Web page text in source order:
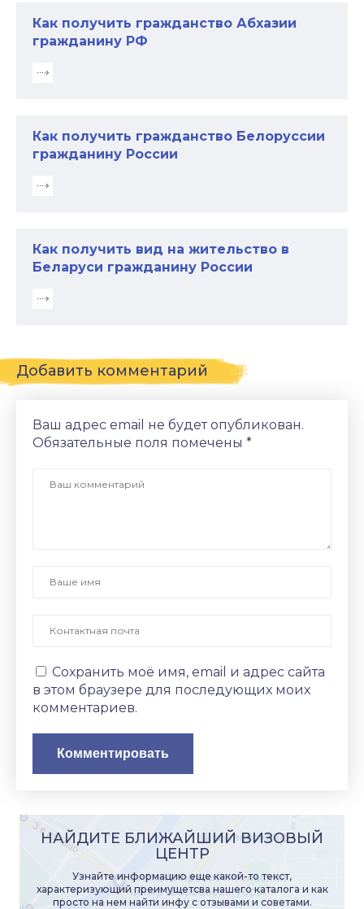
Как получить гражданство Абхазии
гражданину РФ
Как получить гражданство Белоруссии
гражданину России
Как получить вид на жительство в
Беларуси гражданину России
Добавить комментарий
Ваш адрес email не будет опубликован.
Обязательные поля помечены *
Сохранить моё имя, email и адрес сайта
в этом браузере для последующих моих
комментариев.
НАЙДИТЕ БЛИЖАЙШИЙ ВИЗОВЫЙ
ЦЕНТР
Узнайте информацию еще какой-то текст,
характеризующий преимущетсва нашего каталога и как
просто на нем найти инфу с отзывами и советами.